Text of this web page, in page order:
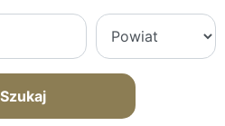
Szukaj